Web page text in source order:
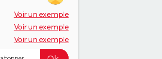
Voir un exemple
Voir un exemple
Voir un exemple